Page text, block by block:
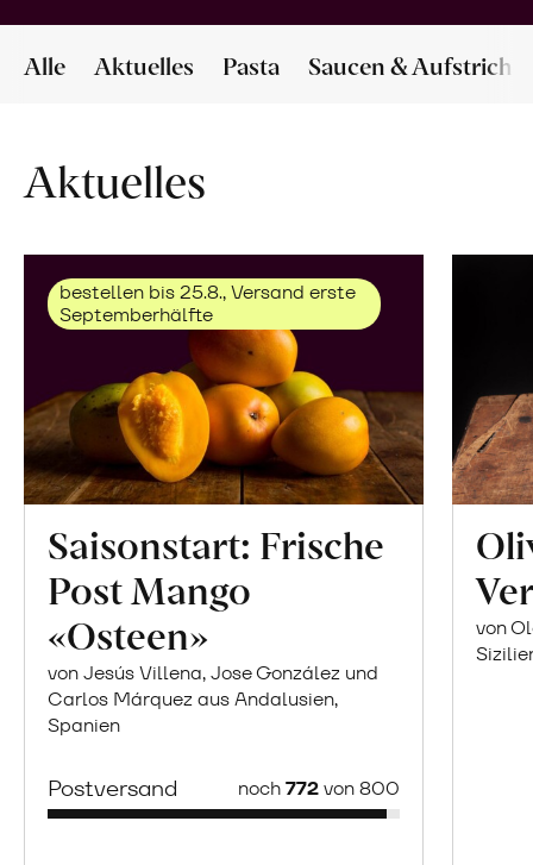
Alle Aktuelles Pasta Saucen & Aufstriche
Aktuelles
bestellen bis 25.8., Versand erste
Septemberhälfte
Saisonstart: Frische
Post Mango
«Osteen»
von Jesús Villena, Jose González und
Carlos Márquez aus Andalusien,
Spanien
Postversand noch772von 800
von